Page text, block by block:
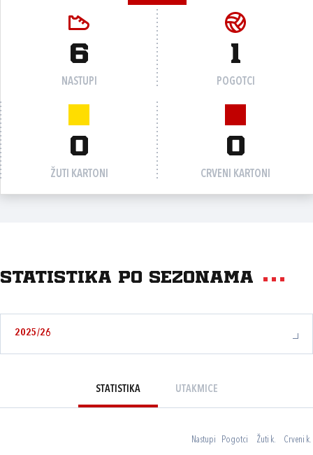
6
NASTUPI
1
POGOTCI
0
ŽUTI KARTONI
0
CRVENI KARTONI
Statistika po sezonama
2025/26
STATISTIKA UTAKMICE
Nastupi Pogotci Žuti k. Crveni k.